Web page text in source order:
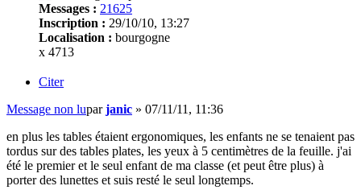
Messages : 21625
Inscription : 29/10/10, 13:27
Localisation : bourgogne
x 4713
Citer
Message non luparjanic » 07/11/11, 11:36
en plus les tables étaient ergonomiques, les enfants ne se tenaient pas
tordus sur des tables plates, les yeux à 5 centimètres de la feuille. j'ai
été le premier et le seul enfant de ma classe (et peut être plus) à
porter des lunettes et suis resté le seul longtemps.